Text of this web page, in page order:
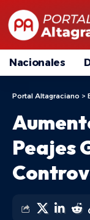
Nacionales
Portal Altagraciano >
Peajes